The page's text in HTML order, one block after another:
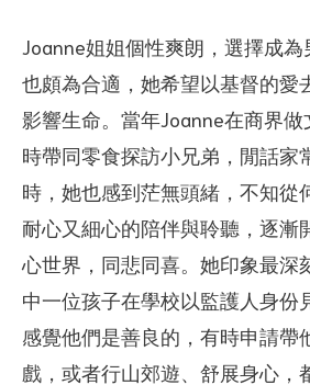
Joanne姐姐個性爽朗，選擇成
也頗為合適，她希望以基督的愛
影響生命。當年Joanne在商界
時帶同零食探訪小兄弟，閒話家
時，她也感到茫無頭緒，不知從
耐心又細心的陪伴與聆聽，逐漸
心世界，同悲同喜。她印象最深
中一位孩子在學校以監護人身份
感覺他們是善良的，有時申請帶
戲，或者行山郊遊、舒展身心，